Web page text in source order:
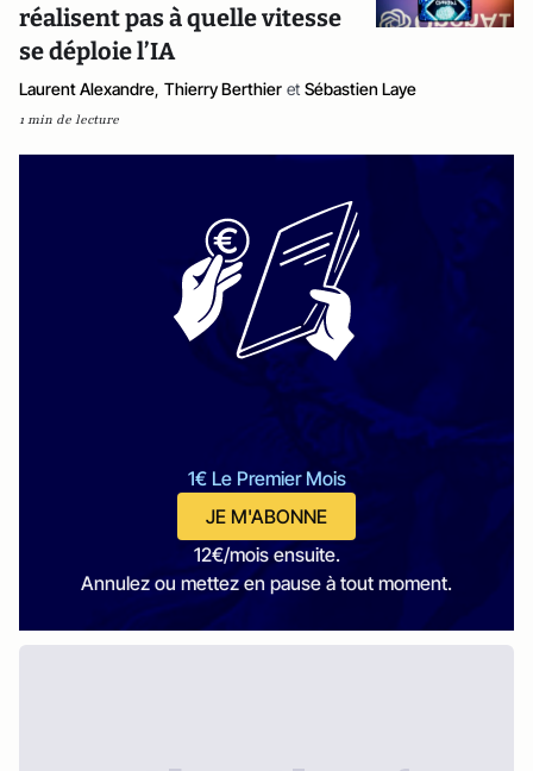
réalisent pas à quelle vitesse
se déploie l’IA
Laurent Alexandre, Thierry Berthier et Sébastien Laye
1 min de lecture
1€ Le Premier Mois
JE M'ABONNE
12€/mois ensuite.
Annulez ou mettez en pause à tout moment.